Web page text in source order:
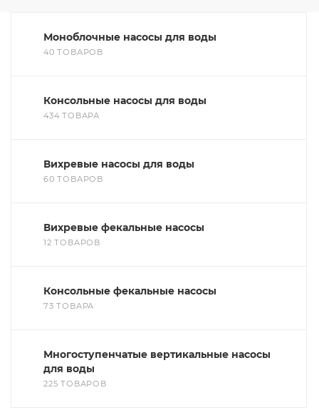
Моноблочные насосы для воды
40 ТОВАРОВ
Консольные насосы для воды
434 ТОВАРА
Вихревые насосы для воды
60 ТОВАРОВ
Вихревые фекальные насосы
12 ТОВАРОВ
Консольные фекальные насосы
73 ТОВАРА
Многоступенчатые вертикальные насосы
для воды
225 ТОВАРОВ